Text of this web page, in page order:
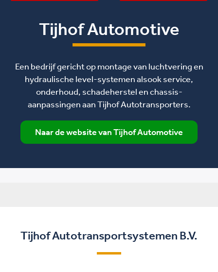
Tijhof Automotive
Een bedrijf gericht op montage van luchtvering en
hydraulische level-systemen alsook service,
onderhoud, schadeherstel en chassis-
aanpassingen aan Tijhof Autotransporters.
Naar de website van Tijhof Automotive
Tijhof Autotransportsystemen B.V.